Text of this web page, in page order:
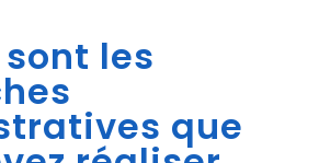
les
que